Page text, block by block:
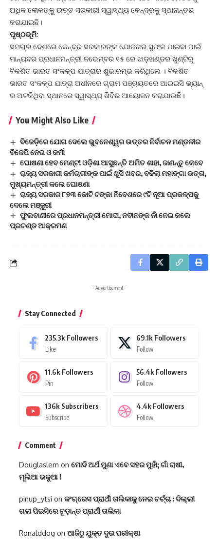
ଅଧିକ ଲୋକଙ୍କୁ ଉଚ୍ଚ ସରକାରୀ ସ୍ୱାସ୍ଥ୍ୟ କେନ୍ଦ୍ରକୁ ସ୍ଥାନାନ୍ତର
କରାଯାଇଛି।
ପୃଷ୍ଠଭୂମି:
ସମଗ୍ର ଦେଶରେ କେନ୍ଦ୍ର ସରକାରଙ୍କ ଯୋଜନାର ସୁଫଳ ପାଇବା ପାଇଁ
ମାନ୍ୟବର ପ୍ରଧାନମନ୍ତ୍ରୀ ନଭେମ୍ବର ୧୫ ରେ ଝାଡ଼ଖଣ୍ଡର ଖୁଣ୍ଟିରୁ
ବିକଶିତ ଭାରତ ସଂକଳ୍ପ ଯାତ୍ରାର ଶୁଭାରମ୍ଭ କରିଥିଲେ । ବିକଶିତ
ଭାରତ ସଂକଳ୍ପ ଯାତ୍ରା ଅଧୀନରେ ଗ୍ରାମ ପଞ୍ଚାୟତରେ ଆଇଇସି ଭ୍ୟାନ୍
ର ଅଟକିଥିବା ସ୍ଥାନରେ ସ୍ୱାସ୍ଥ୍ୟ ଶିବିର ଆୟୋଜନ କରାଯାଉଛି।
You Might Also Like
ବିଜେଡ଼ିରେ ଯୋଗ ଦେଲେ ଭୁବନେଶ୍ୱର ଉତ୍ତର ନିର୍ବାଚନ ମଣ୍ଡଳୀର
ବିଜେପି ନେତା ଓ କର୍ମୀ
ଘୋଷଣା ହେବ ମେଣ୍ଟ! ଓଡ଼ିଶା ଆସୁଛନ୍ତି ଅମିତ ଶାହା, ଜାଣନ୍ତୁ କେବେ
ରାଜ୍ୟ ସରକାରୀ କର୍ମଚାରୀଙ୍କ ପାଇଁ ଖୁସି ଖବର, ବଢିଲା ମହାଙ୍ଗା ଭତ୍ତା,
ମୁଖ୍ୟମନ୍ତ୍ରୀ କଲେ ଘୋଷଣା
ରାଜ୍ୟ ସରକାର ୮୭୩ କୋଟି ଟଙ୍କା ନିବେଶରେ ୯ଟି ନୂଆ ପ୍ରକଳ୍ପକୁ
ଦେଲେ ମଞ୍ଜୁରୀ
ଫୁଲବାଣୀରେ ପ୍ରଧାନମନ୍ତ୍ରୀ ମୋଦୀ, ନବୀନଙ୍କ ନାଁ ନେଇ କଲେ
ପ୍ରଚଣ୍ଡ ଆକ୍ରମଣ
- Advertisement -
Stay Connected
235.3k Followers
Like
69.1k Followers
Follow
11.6k Followers
Pin
56.4k Followers
Follow
136k Subscribers
Subscribe
4.4k Followers
Follow
Comment
Douglaslem on ମୋଦି ଅର୍ଥ ମୁଣା ଏବେ ସହର ମୁହାଁ; ଗାଁ ଚାଷୀ,
ମୂଲିଆ ଭକୁଆ !
pinup_ytsi on କଂଗ୍ରେସ ପ୍ରାର୍ଥୀ ତାଲିକାକୁ ନେଇ ଚର୍ଚ୍ଚା : ଦିଲ୍ଲୀ
ଗଲା ପିଇସିରେ ଚୂଡ଼ାନ୍ତ ପ୍ରାର୍ଥୀ ତାଲିକା
Ronalddog on ଆଜିଠୁ ଯୁକ୍ତ ଦୁଇ ପରୀକ୍ଷା